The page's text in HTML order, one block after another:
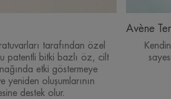
tarafından özel
patentli bitki bazlı öz, cilt
etki göstermeye
yeniden oluşumlarının
destek olur.
Avène